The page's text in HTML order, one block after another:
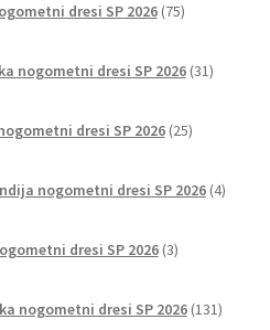
dresi SP 2026 75izdelkov
nogometni dresi SP 2026 31izdelkov
dresi SP 2026 25izdelkov
nogometni dresi SP 2026 4izdelki
dresi SP 2026 3izdelki
nogometni dresi SP 2026 131